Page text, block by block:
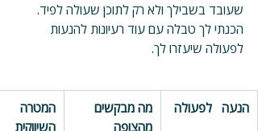
שעובד בשבילך ולא רק לתוכן שעולה לפיד.
הכנתי לך טבלה עם עוד רעיונות להנעות
לפעולה שיעזרו לך.
הנעה   לפעולה
מה מבקשים
מהצופה
המטרה
השיווקית